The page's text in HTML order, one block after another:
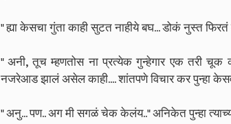
" ह्या केसचा गुंता काही सुटत नाहीये बघ... डोकं नुस्त
" अनी, तूच म्हणतोस ना प्रत्येक गुन्हेगार एक तरी
नजरेआड झालं असेल काही.... शांतपणे विचार कर पुन्हा
" अनु... पण.. अग मी सगळं चेक केलंय.." अनिकेत पुन्हा